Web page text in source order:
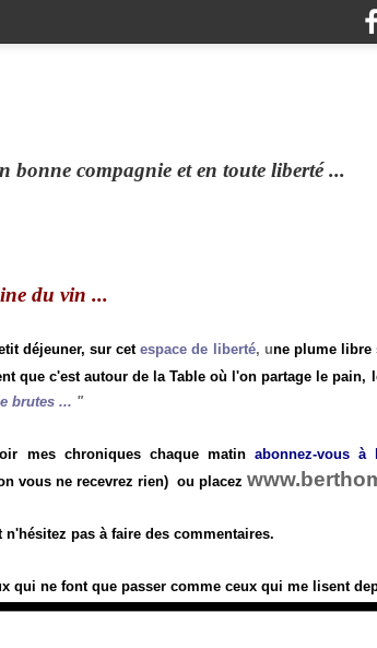
bonne compagnie et en toute liberté ...
du vin ...
déjeuner, sur cetespace de liberté, une plume libre
que c'est autour de la Table où l'on partage le pain,
brutes ... "
mes chroniques chaque matinabonnez-vous à
vous ne recevrez rien) ou placez
pas à faire des commentaires.
qui ne font que passer comme ceux qui me lisent